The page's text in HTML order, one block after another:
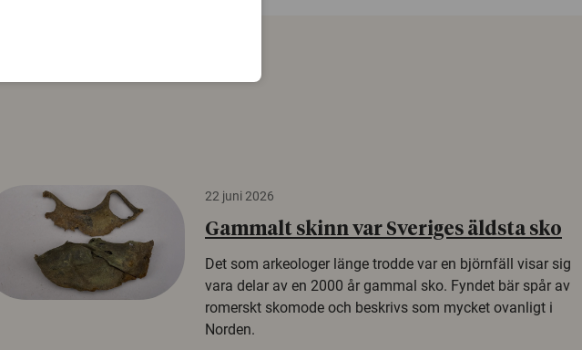
22 juni 2026
Gammalt skinn var Sveriges äldsta sko
Det som arkeologer länge trodde var en björnfäll visar sig
vara delar av en 2000 år gammal sko. Fyndet bär spår av
romerskt skomode och beskrivs som mycket ovanligt i
Norden.